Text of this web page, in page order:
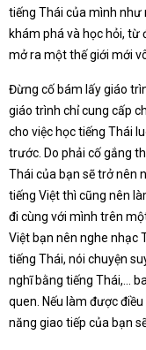
tiếng Thái của mình
khám phá và học hỏi, từ
mở ra một thế giới mới
Đừng cố bám lấy giáo
giáo trình chỉ cung cấp
cho việc học tiếng Thái
trước. Do phải cố gắng
Thái của bạn sẽ trở nên
tiếng Việt thì cũng nên
đi cùng với mình trên
Việt bạn nên nghe nhạc
tiếng Thái, nói chuyện
nghĩ bằng tiếng Thái,…
quen. Nếu làm được
năng giao tiếp của bạn